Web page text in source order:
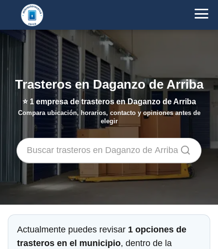
Trasteros en Daganzo de Arriba
⭐ 1empresa de trasteros en Daganzo de Arriba
Compara ubicación, horarios, contacto y opiniones antes de
elegir
Actualmente puedes revisar 1 opciones de
trasteros en el municipio, dentro de la